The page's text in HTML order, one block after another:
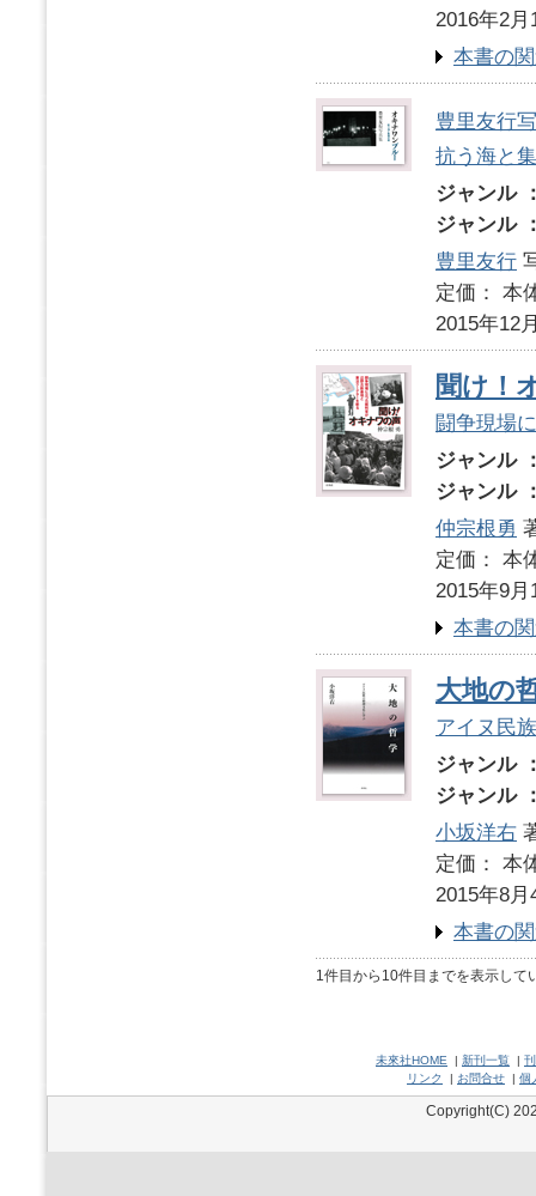
2016年2月
本書の
豊里友行
抗う海と
ジャンル
ジャンル
豊里友行
定価：
2015年12
聞け！
闘争現場
ジャンル
ジャンル
仲宗根勇
定価：
2015年9月
本書の
大地の
アイヌ民
ジャンル
ジャンル
小坂洋右
定価：
2015年8月
本書の
1件目から10件目までを表示して
未來社HOME | 新刊一覧 |
リンク
| お問合せ | 個
Copyright(C)